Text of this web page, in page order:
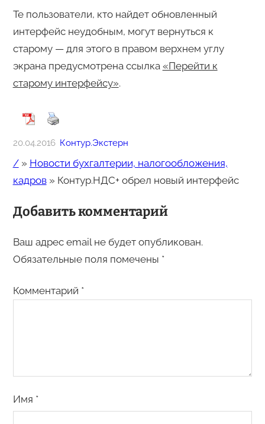
Те пользователи, кто найдет обновленный
интерфейс неудобным, могут вернуться к
старому — для этого в правом верхнем углу
экрана предусмотрена ссылка «Перейти к
старому интерфейсу».
20.04.2016 Контур.Экстерн
/» Новости бухгалтерии, налогообложения,
кадров» Контур.НДС+ обрел новый интерфейс
Добавить комментарий
Ваш адрес email не будет опубликован.
Обязательные поля помечены *
Комментарий *
Имя *